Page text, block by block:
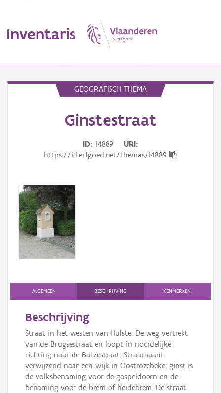
Inventaris
Thema
Gebeurtenis
Persoon of collectief
Downloads
Aanmelden
GEOGRAFISCH THEMA
Ginstestraat
ID 14889
URI
https://id.erfgoed.net/themas/14889
ALGEMEEN BESCHRIJVING KENMERKEN
Beschrijving
Straat in het westen van Hulste. De weg vertrekt
van de Brugsestraat en loopt in noordelijke
richting naar de Barzestraat. Straatnaam
verwijzend naar een wijk in Oostrozebeke; ginst is
de volksbenaming voor de gaspeldoorn en de
benaming voor de brem of heidebrem. De straat